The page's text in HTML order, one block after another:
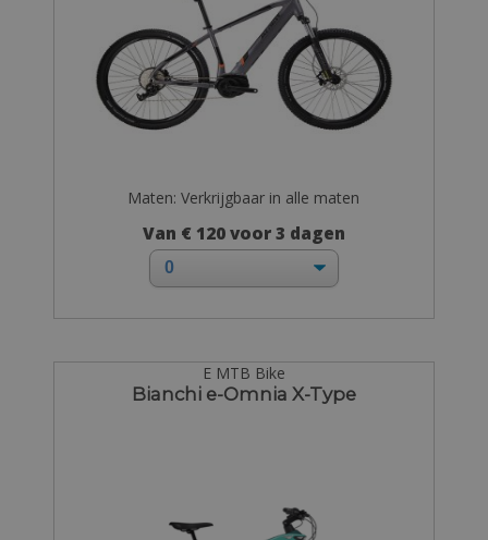
Maten: Verkrijgbaar in alle maten
Van € 120 voor 3 dagen
E MTB Bike
Bianchi e-Omnia X-Type